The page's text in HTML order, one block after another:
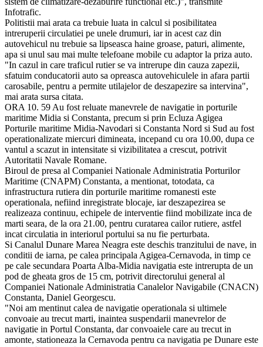
Infotrafic.
Politistii mai arata ca trebuie luata in calcul si posibilitatea
intreruperii circulatiei pe unele drumuri, iar in acest caz din
autovehicul nu trebuie sa lipseasca haine groase, paturi, alimente,
apa si unul sau mai multe telefoane mobile cu adaptor la priza auto.
"In cazul in care traficul rutier se va intrerupe din cauza zapezii,
sfatuim conducatorii auto sa opreasca autovehiculele in afara partii
carosabile, pentru a permite utilajelor de deszapezire sa intervina",
mai arata sursa citata.
ORA 10. 59 Au fost reluate manevrele de navigatie in porturile
maritime Midia si Constanta, precum si prin Ecluza Agigea
Porturile maritime Midia-Navodari si Constanta Nord si Sud au fost
operationalizate miercuri dimineata, incepand cu ora 10.00, dupa ce
vantul a scazut in intensitate si vizibilitatea a crescut, potrivit
Autoritatii Navale Romane.
Biroul de presa al Companiei Nationale Administratia Porturilor
Maritime (CNAPM) Constanta, a mentionat, totodata, ca
infrastructura rutiera din porturile maritime romanesti este
operationala, nefiind inregistrate blocaje, iar deszapezirea se
realizeaza continuu, echipele de interventie fiind mobilizate inca de
marti seara, de la ora 21.00, pentru curatarea cailor rutiere, astfel
incat circulatia in interiorul portului sa nu fie perturbata.
Si Canalul Dunare Marea Neagra este deschis tranzitului de nave, in
conditii de iarna, pe calea principala Agigea-Cernavoda, in timp ce
pe cale secundara Poarta Alba-Midia navigatia este intrerupta de un
pod de gheata gros de 15 cm, potrivit directorului general al
Companiei Nationale Administratia Canalelor Navigabile (CNACN)
Constanta, Daniel Georgescu.
"Noi am mentinut calea de navigatie operationala si ultimele
convoaie au trecut marti, inaintea suspendarii manevrelor de
navigatie in Portul Constanta, dar convoaiele care au trecut in
amonte, stationeaza la Cernavoda pentru ca navigatia pe Dunare este